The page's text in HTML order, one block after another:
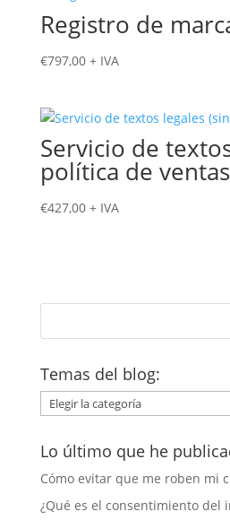
Registro de
€797,00 + IVA
Servicio de
política de
€427,00 + IVA
Temas del blog:
Temas
del
blog:
Lo último que he
Cómo evitar que me roben mi
¿Qué es el consentimiento del